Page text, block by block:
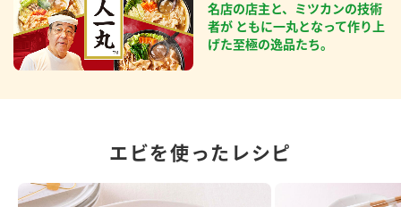
名店の店主と、ミツカンの技術
者が ともに一丸となって作り上
げた至極の逸品たち。
エビを使ったレシピ